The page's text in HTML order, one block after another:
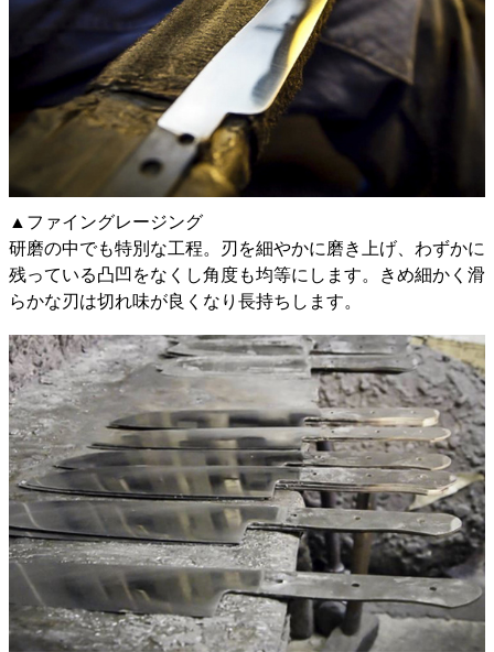
▲ファイングレージング
研磨の中でも特別な工程。刃を細やかに磨き上げ、わずかに
残っている凸凹をなくし角度も均等にします。きめ細かく滑
らかな刃は切れ味が良くなり長持ちします。